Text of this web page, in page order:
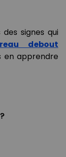
signes qui
debout
en apprendre